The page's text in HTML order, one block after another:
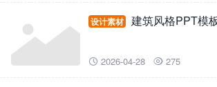
设计素材 建筑风格PPT模
 2026-04-28  275